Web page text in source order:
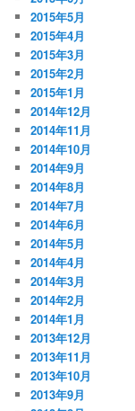
2015年5月
2015年4月
2015年3月
2015年2月
2015年1月
2014年12月
2014年11月
2014年10月
2014年9月
2014年8月
2014年7月
2014年6月
2014年5月
2014年4月
2014年3月
2014年2月
2014年1月
2013年12月
2013年11月
2013年10月
2013年9月